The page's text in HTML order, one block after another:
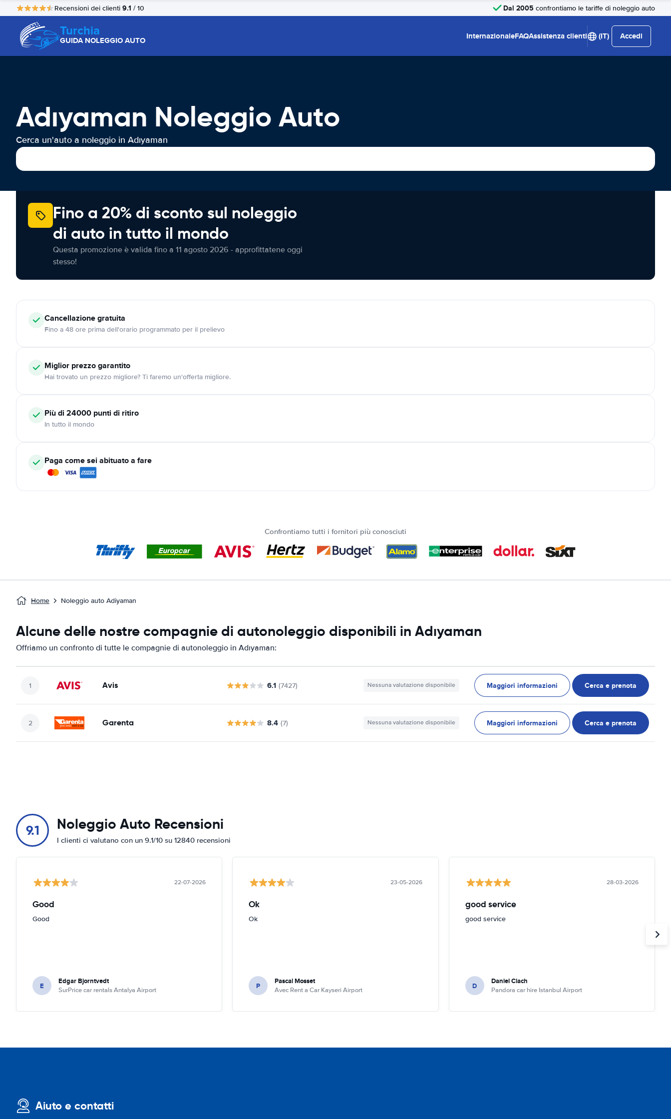
Recensioni dei clienti 9.1 / 10 Dal 2005 confrontiamo le tariffe di noleggio auto
Turchia
GUIDA NOLEGGIO AUTO InternazionaleFAQAssistenza clienti (IT) Accedi
Adıyaman Noleggio Auto
Cerca un'auto a noleggio in Adıyaman
Fino a 20% di sconto sul noleggio
di auto in tutto il mondo
Questa promozione è valida fino a 11 agosto 2026 - approfittatene oggi
stesso!
Cancellazionegratuita
Fino a 48 ore prima dell'orario programmato per il prelievo
Miglior prezzo garantito
Hai trovato un prezzo migliore? Ti faremo un'offerta migliore.
Più di 24000 punti di ritiro
In tutto il mondo
Paga come sei abituato a fare
Confrontiamo tutti i fornitori più conosciuti
Home Noleggio auto Adiyaman
Alcune delle nostre compagnie di autonoleggio disponibili in Adıyaman
Offriamo un confronto di tutte le compagnie di autonoleggio in Adıyaman:
Avis 6.1 (7427) Nessuna valutazione disponibile Maggiori informazioni Cerca e prenota
Garenta 8.4 (7) Nessuna valutazione disponibile Maggiori informazioni Cerca e prenota
9.1 Noleggio Auto Recensioni
I clienti ci valutano con un 9.1/10 su 12840 recensioni
22-07-2026
Good
Good
E Edgar Bjorntvedt
SurPrice car rentals Antalya Airport
23-05-2026
Ok
Ok
P Pascal Mosset
Avec Rent a Car Kayseri Airport
28-03-2026
good service
good service
D Daniel Ciach
Pandora car hire Istanbul Airport
Aiuto e contatti